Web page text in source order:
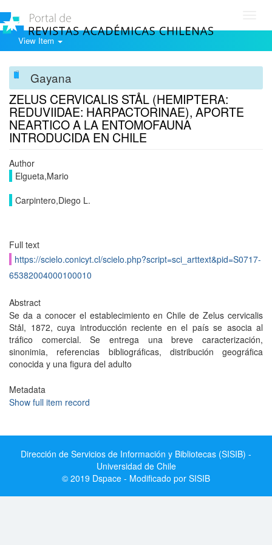
View Item
Gayana
ZELUS CERVICALIS STÅL (HEMIPTERA:
REDUVIIDAE: HARPACTORINAE), APORTE
NEARTICO A LA ENTOMOFAUNA
INTRODUCIDA EN CHILE
Author
Elgueta,Mario
Carpintero,Diego L.
Full text
https://scielo.conicyt.cl/scielo.php?script=sci_arttext&pid=S0717-
65382004000100010
Abstract
Se da a conocer el establecimiento en Chile de Zelus cervicalis
Stål, 1872, cuya introducción reciente en el país se asocia al
tráfico comercial. Se entrega una breve caracterización,
sinonimia, referencias bibliográficas, distribución geográfica
conocida y una figura del adulto
Metadata
Show full item record
Dirección de Servicios de Información y Bibliotecas (SISIB) -
Universidad de Chile
© 2019 Dspace - Modificado por SISIB